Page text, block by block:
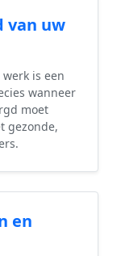
van uw
is een
wanneer
moet
gezonde,
en